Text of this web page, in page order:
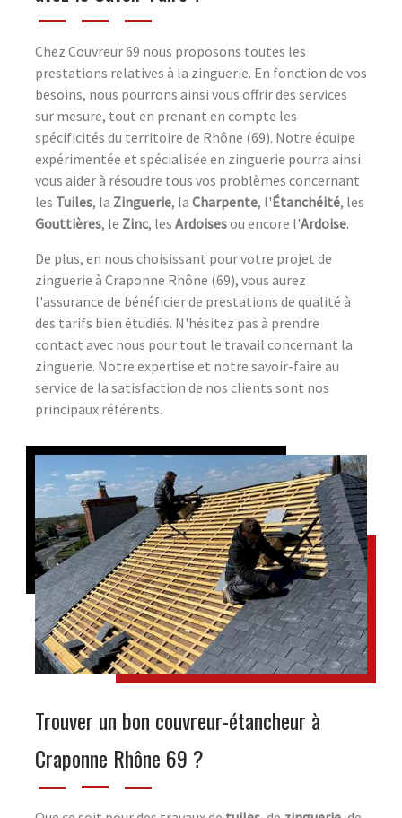
Chez Couvreur 69 nous proposons toutes les
prestations relatives à la zinguerie. En fonction de vos
besoins, nous pourrons ainsi vous offrir des services
sur mesure, tout en prenant en compte les
spécificités du territoire de Rhône (69). Notre équipe
expérimentée et spécialisée en zinguerie pourra ainsi
vous aider à résoudre tous vos problèmes concernant
les Tuiles, la Zinguerie, la Charpente, l'Étanchéité, les
Gouttières, le Zinc, les Ardoisesou encore l'Ardoise.
De plus, en nous choisissant pour votre projet de
zinguerie à Craponne Rhône (69), vous aurez
l'assurance de bénéficier de prestations de qualité à
des tarifs bien étudiés. N'hésitez pas à prendre
contact avec nous pour tout le travail concernant la
zinguerie. Notre expertise et notre savoir-faire au
service de la satisfaction de nos clients sont nos
principaux référents.
Trouver un bon couvreur-étancheur à
Craponne Rhône 69 ?